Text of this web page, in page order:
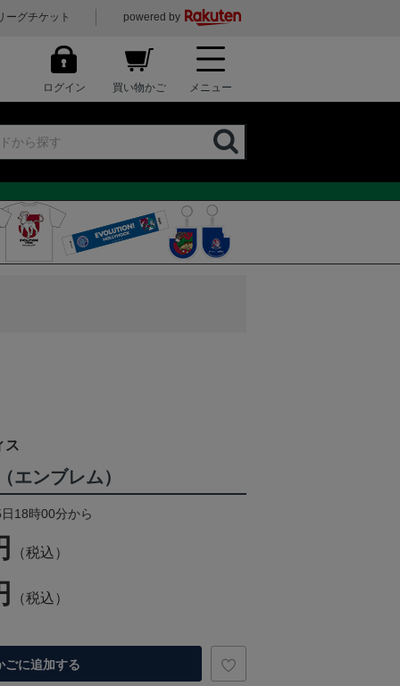
ーグチケット powered by
ログイン 買い物かご メニュー
ス
エンブレム）
18時00分から
（税込）
（税込）
ごに追加する